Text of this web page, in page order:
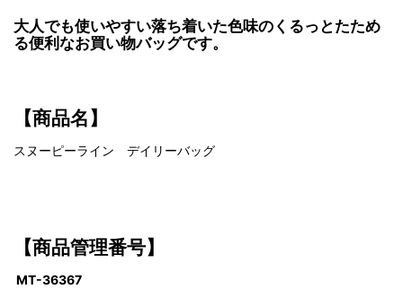
大人でも使いやすい落ち着いた色味のくるっとたため
る便利なお買い物バッグです。
【商品名】
スヌーピーライン デイリーバッグ
【商品管理番号】
MT-36367